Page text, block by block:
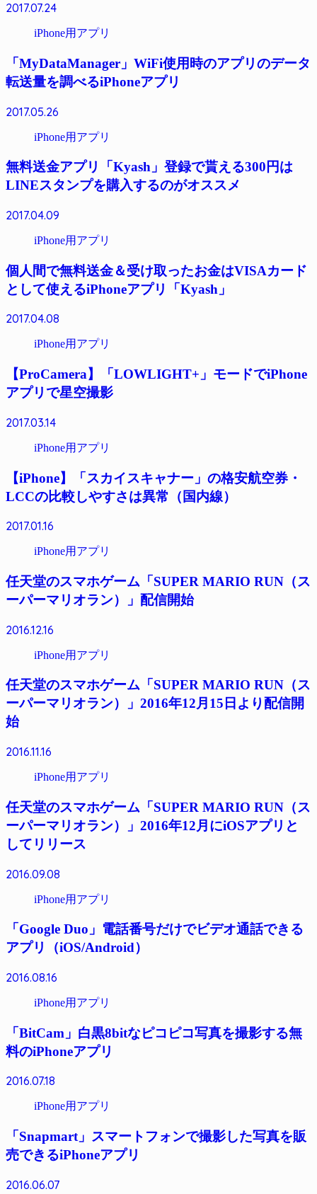
2017.07.24
iPhone用アプリ
「MyDataManager」WiFi使用時のアプリのデータ
転送量を調べるiPhoneアプリ
2017.05.26
iPhone用アプリ
無料送金アプリ「Kyash」登録で貰える300円は
LINEスタンプを購入するのがオススメ
2017.04.09
iPhone用アプリ
個人間で無料送金＆受け取ったお金はVISAカード
として使えるiPhoneアプリ「Kyash」
2017.04.08
iPhone用アプリ
【ProCamera】「LOWLIGHT+」モードでiPhone
アプリで星空撮影
2017.03.14
iPhone用アプリ
【iPhone】「スカイスキャナー」の格安航空券・
LCCの比較しやすさは異常（国内線）
2017.01.16
iPhone用アプリ
任天堂のスマホゲーム「SUPER MARIO RUN（ス
ーパーマリオラン）」配信開始
2016.12.16
iPhone用アプリ
任天堂のスマホゲーム「SUPER MARIO RUN（ス
ーパーマリオラン）」2016年12月15日より配信開
始
2016.11.16
iPhone用アプリ
任天堂のスマホゲーム「SUPER MARIO RUN（ス
ーパーマリオラン）」2016年12月にiOSアプリと
してリリース
2016.09.08
iPhone用アプリ
「Google Duo」電話番号だけでビデオ通話できる
アプリ（iOS/Android）
2016.08.16
iPhone用アプリ
「BitCam」白黒8bitなピコピコ写真を撮影する無
料のiPhoneアプリ
2016.07.18
iPhone用アプリ
「Snapmart」スマートフォンで撮影した写真を販
売できるiPhoneアプリ
2016.06.07